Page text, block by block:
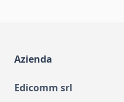
Azienda
Edicomm srl